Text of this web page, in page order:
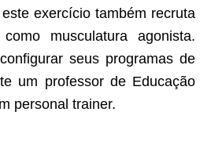
exercício também recruta
musculatura agonista.
seus programas de
um professor de Educação
personal trainer.